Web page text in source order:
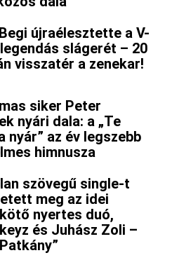
újraélesztette a V-
slágerét – 20
visszatér a zenekar!
siker Peter
nyári dala: a „Te
nyár” az év legszebb
himnusza
szövegű single-t
meg az idei
nyertes duó,
és Juhász Zoli –